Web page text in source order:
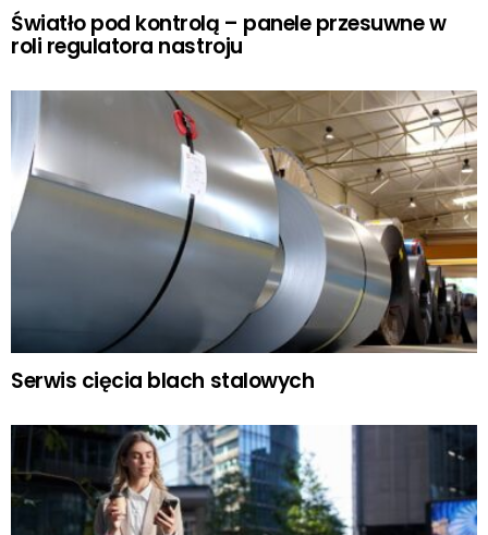
Światło pod kontrolą – panele przesuwne w
roli regulatora nastroju
Serwis cięcia blach stalowych